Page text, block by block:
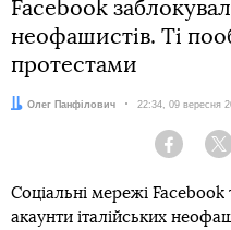
Facebook
неофашистів. Ті
протестами
Автор:
Олег Панфілович Дата:
22:34, 09 вересня
Соціальні мережі
акаунти італійських